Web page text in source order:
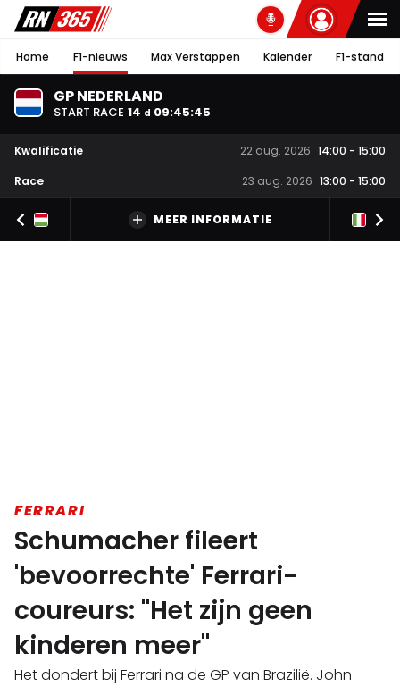
Home F1-nieuws Max Verstappen Kalender F1-stand
GP NEDERLAND
START RACE 14 d 09:45:44
Kwalificatie 22 aug. 2026 14:00 - 15:00
Race
23 aug. 2026 13:00 - 15:00
MEER INFORMATIE
FERRARI
Schumacher fileert
'bevoorrechte' Ferrari-
coureurs: "Het zijn geen
kinderen meer"
Het dondert bij Ferrari na de GP van Brazilië. John